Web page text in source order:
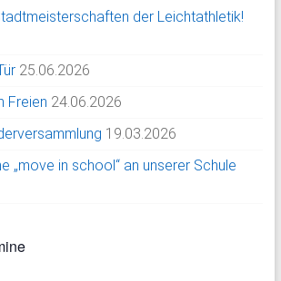
der Leichtathletik!
25.06.2026
Freien 24.06.2026
19.03.2026
„move in school“ an unserer Schule